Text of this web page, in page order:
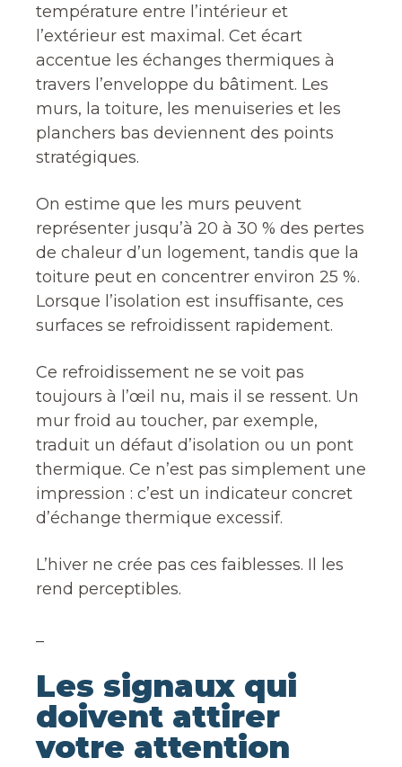
température entre l’intérieur et
l’extérieur est maximal. Cet écart
accentue les échanges thermiques à
travers l’enveloppe du bâtiment. Les
murs, la toiture, les menuiseries et les
planchers bas deviennent des points
stratégiques.
On estime que les murs peuvent
représenter jusqu’à 20 à 30 % des pertes
de chaleur d’un logement, tandis que la
toiture peut en concentrer environ 25 %.
Lorsque l’isolation est insuffisante, ces
surfaces se refroidissent rapidement.
Ce refroidissement ne se voit pas
toujours à l’œil nu, mais il se ressent. Un
mur froid au toucher, par exemple,
traduit un défaut d’isolation ou un pont
thermique. Ce n’est pas simplement une
impression : c’est un indicateur concret
d’échange thermique excessif.
L’hiver ne crée pas ces faiblesses. Il les
rend perceptibles.
Les signaux qui
doivent attirer
votre attention